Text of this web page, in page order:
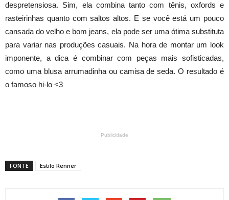
despretensiosa. Sim, ela combina tanto com tênis, oxfords e
rasteirinhas quanto com saltos altos. E se você está um pouco
cansada do velho e bom jeans, ela pode ser uma ótima substituta
para variar nas produções casuais. Na hora de montar um look
imponente, a dica é combinar com peças mais sofisticadas,
como uma blusa arrumadinha ou camisa de seda. O resultado é
o famoso hi-lo <3
Publicidade
FONTE Estilo Renner